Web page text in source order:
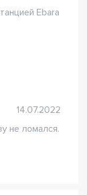
Ebara
14.07.2022
не ломался.